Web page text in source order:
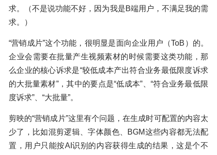
求。（不是说功能不好，因为我是B端用户，不满足我的需
求。）
“营销成片”这个功能，很明显是面向企业用户（ToB）的。
企业会需要在批量产生视频素材的时候需要这类功能，那
么企业的核心诉求是“较低成本产出符合业务最低限度诉求
的大批量素材”，其中的要点是“低成本”、“符合业务最低限
度诉求”、“大批量”。
剪映的“营销成片”这里有个问题，在生成时可配置的内容太
少了，比如混剪逻辑、字体颜色、BGM这些内容都无法配
置，用户只能按AI识别的内容获得生成的结果，这是个不